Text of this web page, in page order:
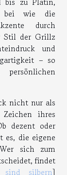
bei wie die
durch
Stil der Grillz
und
– so
nicht nur als
Zeichen ihres
dezent oder
es, die eigene
sich zum
findet
silbern]